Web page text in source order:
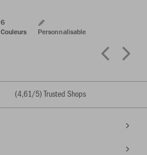
6
Couleurs
Personnalisable
(4,61/5) Trusted Shops